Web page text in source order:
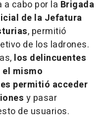
cabo por la Brigada
de la Jefatura
, permitió
de los ladrones.
los delincuentes
mismo
permitió acceder
y pasar
de usuarios.